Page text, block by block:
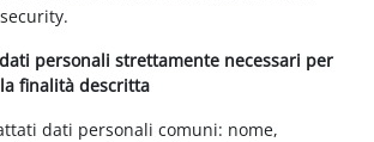
personali strettamente necessari per
finalità descritta
dati personali comuni: nome,